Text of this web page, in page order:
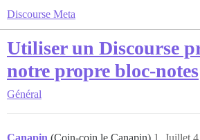
Discourse Meta
Utiliser un Discourse
notre propre bloc-notes
Général
Canapin (Coin-coin le Canapin) Juillet
1